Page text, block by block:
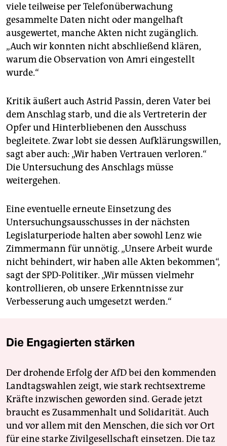
viele teilweise per Telefonüberwachung
gesammelte Daten nicht oder mangelhaft
ausgewertet, manche Akten nicht zugänglich.
„Auch wir konnten nicht abschließend klären,
warum die Observation von Amri eingestellt
wurde.“
Kritik äußert auch Astrid Passin, deren Vater bei
dem Anschlag starb, und die als Vertreterin der
Opfer und Hinterbliebenen den Ausschuss
begleitete. Zwar lobt sie dessen Aufklärungswillen,
sagt aber auch: „Wir haben Vertrauen verloren.“
Die Untersuchung des Anschlags müsse
weitergehen.
Eine eventuelle erneute Einsetzung des
Untersuchungsausschusses in der nächsten
Legislaturperiode halten aber sowohl Lenz wie
Zimmermann für unnötig. „Unsere Arbeit wurde
nicht behindert, wir haben alle Akten bekommen“,
sagt der SPD-Politiker. „Wir müssen vielmehr
kontrollieren, ob unsere Erkenntnisse zur
Verbesserung auch umgesetzt werden.“
Die Engagierten stärken
Der drohende Erfolg der AfD bei den kommenden
Landtagswahlen zeigt, wie stark rechtsextreme
Kräfte inzwischen geworden sind. Gerade jetzt
braucht es Zusammenhalt und Solidarität. Auch
und vor allem mit den Menschen, die sich vor Ort
für eine starke Zivilgesellschaft einsetzen. Die taz